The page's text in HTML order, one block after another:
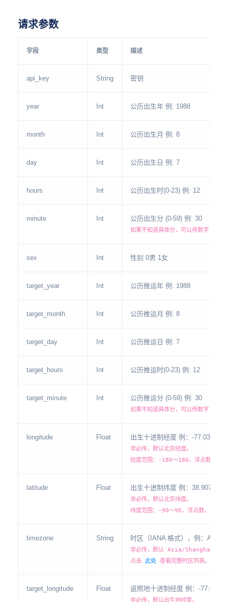
请求参数
字段 类型 描述
api_key String 密钥
year Int 公历出生年 例: 1988
month Int 公历出生月 例: 8
day Int 公历出生日 例: 7
hours Int 公历出生时(0-23) 例: 12
minute Int 公历出生分 (0-59) 例: 30
如果不知道具体分，可以传数字 0
sex Int 性别 0男 1女
target_year Int 公历推运年 例: 1988
target_month Int 公历推运月 例: 8
target_day Int 公历推运日 例: 7
target_hours Int 公历推运时(0-23) 例: 12
target_minute Int 公历推运分 (0-59) 例: 30
如果不知道具体分，可以传数字 0
longitude Float 出生十进制经度 例：-
非必传，默认北京经度。
经度范围：-180～180，浮点数，小
latitude Float 出生十进制纬度 例：
非必传，默认北京纬度。
纬度范围：-90～90，浮点数，小数点
timezone String 时区（IANA 格式），例：Asia/
非必传，默认 Asia/Shanghai
点击 此处 查看完整时区列表。
target_longitude Float 返照地十进制经度 例：-
非必传，默认出生地经度。